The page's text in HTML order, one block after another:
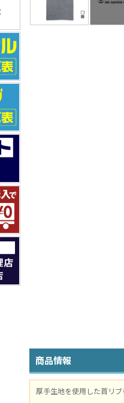
商品情報
厚手生地を使用した首リ